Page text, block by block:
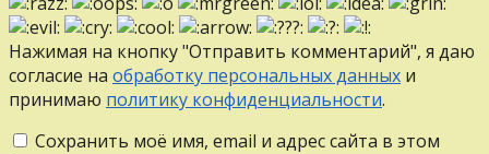
Нажимая на кнопку "Отправить комментарий", я даю
согласие на обработку персональных данных и
принимаю политику конфиденциальности.
Сохранить моё имя, email и адрес сайта в этом